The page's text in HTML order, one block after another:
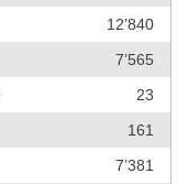
12’840
7’565
23
161
7’381